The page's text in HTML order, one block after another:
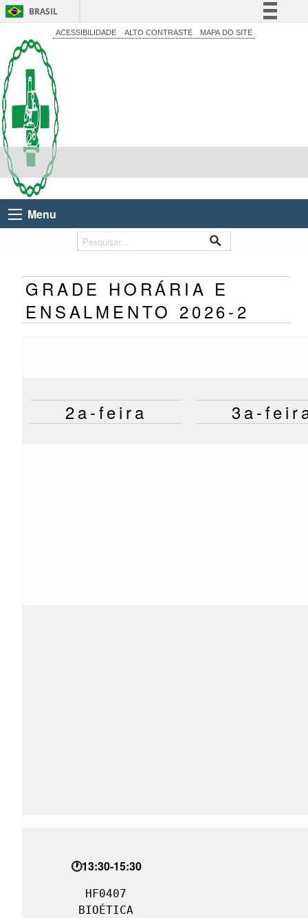
BRASIL
Simplifique!
ACESSIBILIDADE ALTO CONTRASTE MAPA DO SITE
Menu
GRADE HORÁRIA E
ENSALMENTO 2026-2
2a-feira 3a-
🕐13:30-15:30
HF0407
BIOÉTICA